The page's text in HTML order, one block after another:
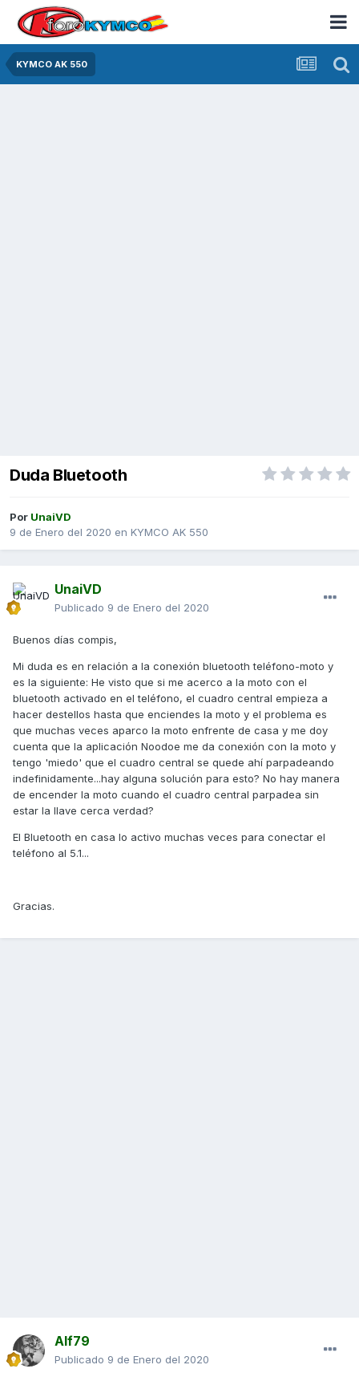
KYMCO AK 550
Duda Bluetooth
Por UnaiVD
9 de Enero del 2020 en KYMCO AK 550
UnaiVD
Publicado 9 de Enero del 2020
Buenos días compis,
Mi duda es en relación a la conexión bluetooth teléfono-moto y
es la siguiente: He visto que si me acerco a la moto con el
bluetooth activado en el teléfono, el cuadro central empieza a
hacer destellos hasta que enciendes la moto y el problema es
que muchas veces aparco la moto enfrente de casa y me doy
cuenta que la aplicación Noodoe me da conexión con la moto y
tengo 'miedo' que el cuadro central se quede ahí parpadeando
indefinidamente...hay alguna solución para esto? No hay manera
de encender la moto cuando el cuadro central parpadea sin
estar la llave cerca verdad?
El Bluetooth en casa lo activo muchas veces para conectar el
teléfono al 5.1...
Gracias.
Alf79
Publicado 9 de Enero del 2020